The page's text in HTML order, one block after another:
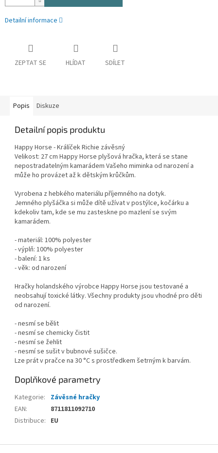
Detailní informace
ZEPTAT SE HLÍDAT SDÍLET
Popis Diskuze
Detailní popis produktu
Happy Horse - Králíček Richie závěsný
Velikost: 27 cm Happy Horse plyšová hračka, která se stane
nepostradatelným kamarádem Vašeho miminka od narození a
může ho provázet až k dětským krůčkům.
Vyrobena z hebkého materiálu příjemného na dotyk.
Jemného plyšáčka si může dítě užívat v postýlce, kočárku a
kdekoliv tam, kde se mu zasteskne po mazlení se svým
kamarádem.
- materiál: 100% polyester
- výplň: 100% polyester
- balení: 1 ks
- věk: od narození
Hračky holandského výrobce Happy Horse jsou testované a
neobsahují toxické látky. Všechny produkty jsou vhodné pro děti
od narození.
- nesmí se bělit
- nesmí se chemicky čistit
- nesmí se žehlit
- nesmí se sušit v bubnové sušičce.
Lze prát v pračce na 30 °C s prostředkem šetrným k barvám.
Doplňkové parametry
Kategorie:
Závěsné hračky
EAN:
8711811092710
Distribuce: EU